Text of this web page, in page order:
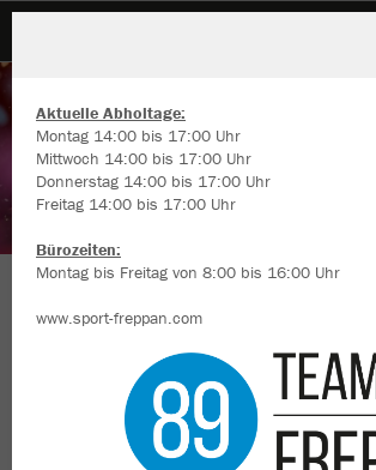
Herzlich Willkommen im
Farbe
Aktuelle Abholtage:
Montag 14:00 bis 17:00 Uhr
Mittwoch 14:00 bis 17:00 Uhr
Donnerstag 14:00 bis 17:00 Uhr
Freitag 14:00 bis 17:00 Uhr
Bürozeiten:
Montag bis Freitag von 8:00 bis 16:00 Uhr
www.sport-freppan.com
Wir verwenden Cookies
Inhalte anzeigen und unsere Website
zu den Cookies findest Du in den
Alle ablehnen
mehr Infos